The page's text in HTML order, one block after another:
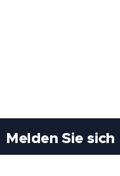
Melden Sie sich